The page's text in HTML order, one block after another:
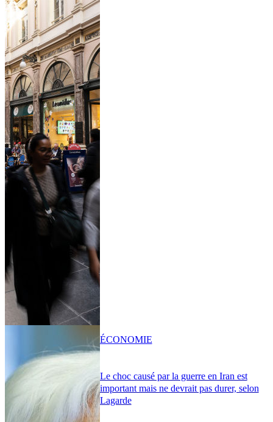
Le choc causé par la guerre en Iran est
important mais ne devrait pas durer, selon
Lagarde
ÉCONOMIE